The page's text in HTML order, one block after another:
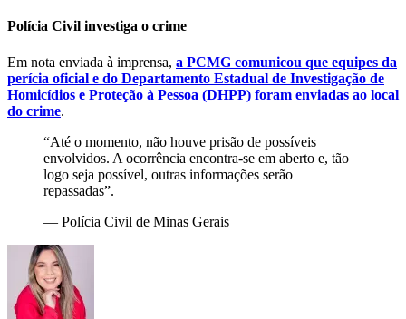
Polícia Civil investiga o crime
Em nota enviada à imprensa, a PCMG comunicou que equipes da
perícia oficial e do Departamento Estadual de Investigação de
Homicídios e Proteção à Pessoa (DHPP) foram enviadas ao local
do crime.
“Até o momento, não houve prisão de possíveis
envolvidos. A ocorrência encontra-se em aberto e, tão
logo seja possível, outras informações serão
repassadas”.
— Polícia Civil de Minas Gerais